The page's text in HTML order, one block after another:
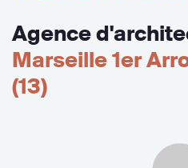
Agence
Marseille 1er
(13)